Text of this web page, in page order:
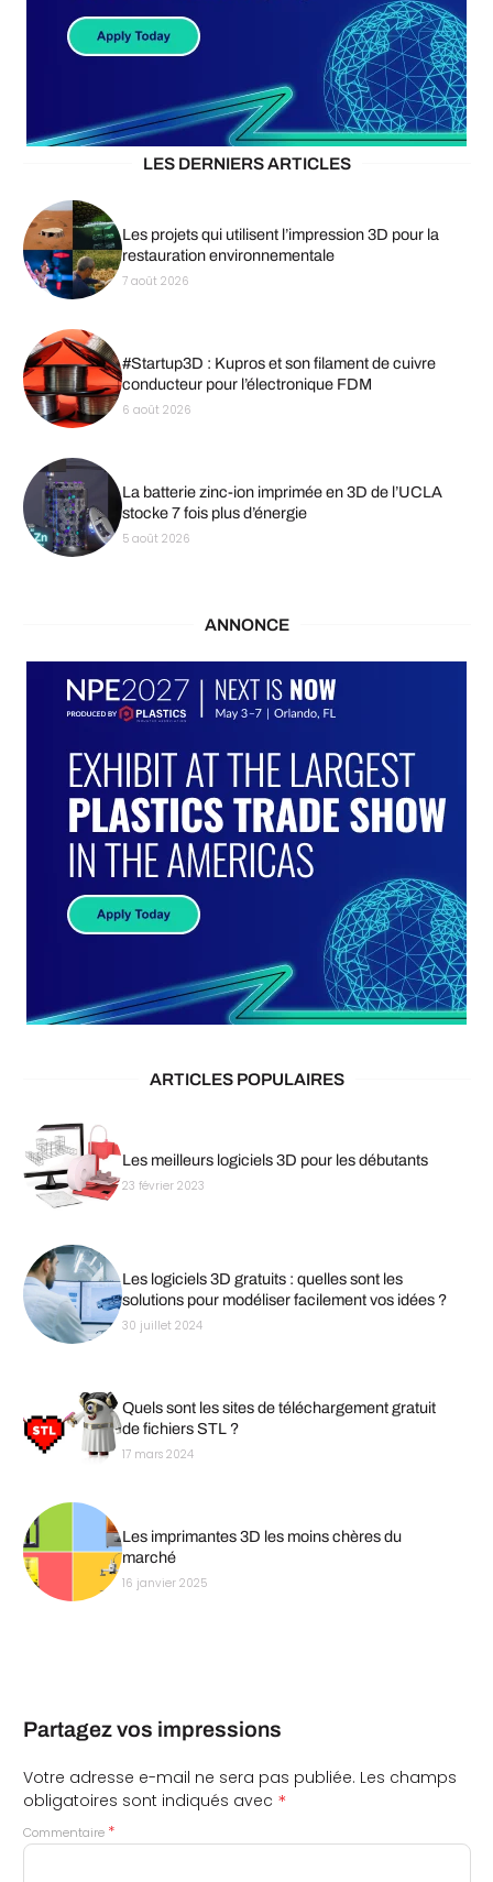
LES DERNIERS ARTICLES
Les projets qui utilisent l’impression 3D pour la
restauration environnementale
7 août 2026
#Startup3D : Kupros et son filament de cuivre
conducteur pour l’électronique FDM
6 août 2026
La batterie zinc-ion imprimée en 3D de l’UCLA
stocke 7 fois plus d’énergie
5 août 2026
ANNONCE
ARTICLES POPULAIRES
Les meilleurs logiciels 3D pour les débutants
23 février 2023
Les logiciels 3D gratuits : quelles sont les
solutions pour modéliser facilement vos idées ?
30 juillet 2024
Quels sont les sites de téléchargement gratuit
de fichiers STL ?
17 mars 2024
Les imprimantes 3D les moins chères du
marché
16 janvier 2025
Partagez vos impressions
Votre adresse e-mail ne sera pas publiée. Les champs
obligatoires sont indiqués avec *
Commentaire *